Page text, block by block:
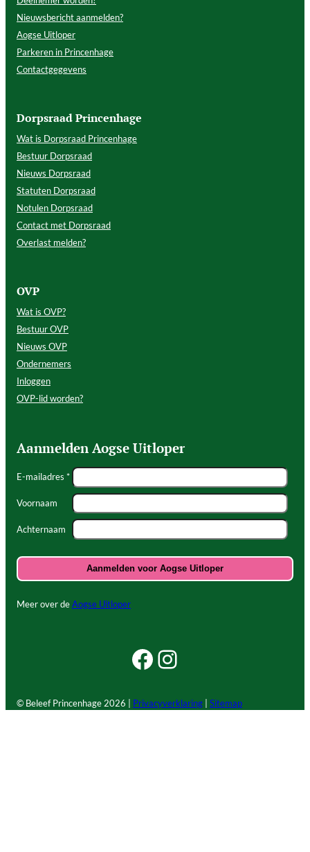
Nieuwsbericht aanmelden?
Aogse Uitloper
Parkeren in Princenhage
Contactgegevens
Dorpsraad Princenhage
Wat is Dorpsraad Princenhage
Bestuur Dorpsraad
Nieuws Dorpsraad
Statuten Dorpsraad
Notulen Dorpsraad
Contact met Dorpsraad
Overlast melden?
OVP
Wat is OVP?
Bestuur OVP
Nieuws OVP
Ondernemers
Inloggen
OVP-lid worden?
Aanmelden Aogse Uitloper
E-mailadres *
Voornaam
Achternaam
Meer over deAogse Uitloper
Facebook Beleef Princenhage
Instagram Beleef Princenhage
© Beleef Princenhage 2026 | Privacyverklaring Sitemap